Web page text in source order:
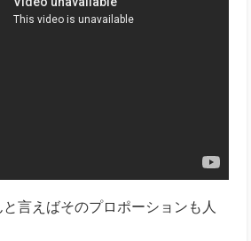
言えばそのプロポーションも人